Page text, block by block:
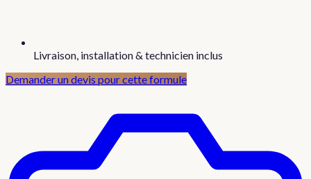
Livraison, installation & technicien inclus
Demander un devis pour cette formule